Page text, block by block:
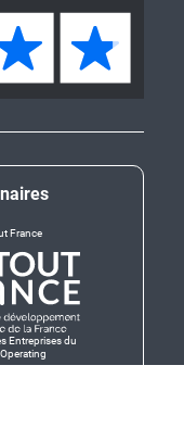
France
Entreprises du